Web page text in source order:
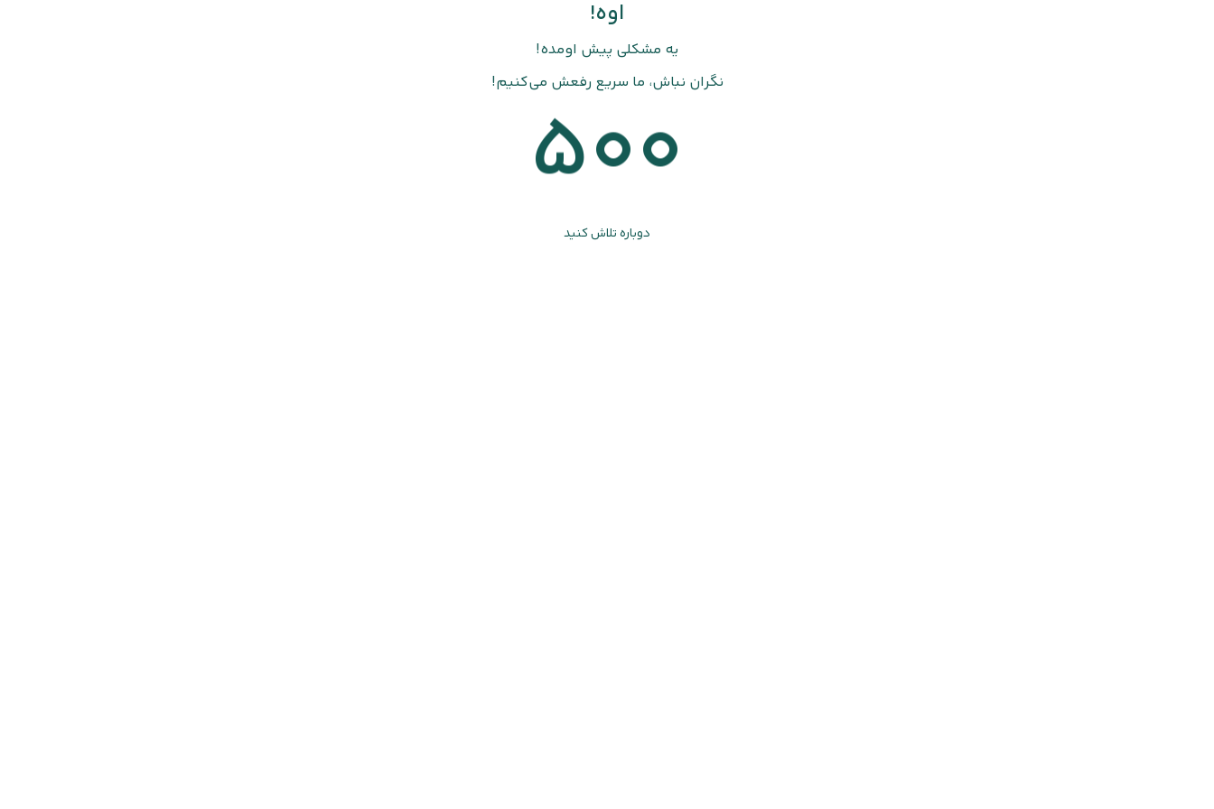
اوه!
یه مشکلی پیش اومده!
نگران نباش، ما سریع رفعش می‌کنیم!
500
دوباره تلاش کنید